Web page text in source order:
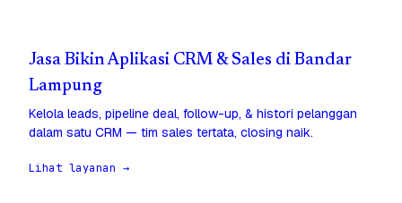
Jasa Bikin Aplikasi CRM & Sales di Bandar
Lampung
Kelola leads, pipeline deal, follow-up, & histori pelanggan
dalam satu CRM — tim sales tertata, closing naik.
Lihat layanan →